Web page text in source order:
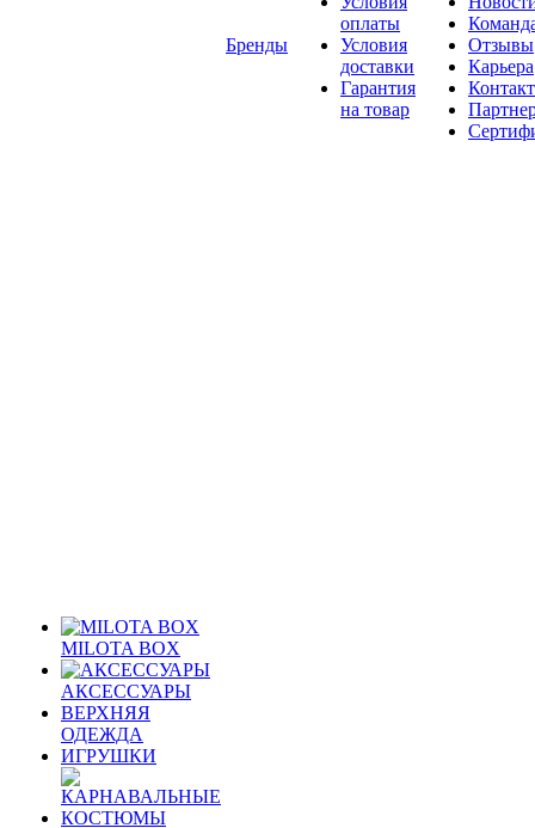
MILOTA BOX
АКСЕССУАРЫ
ВЕРХНЯЯ
ОДЕЖДА
ИГРУШКИ
Бренды
оплаты
Условия
доставки
Гарантия
на товар
Отзывы
Карьера